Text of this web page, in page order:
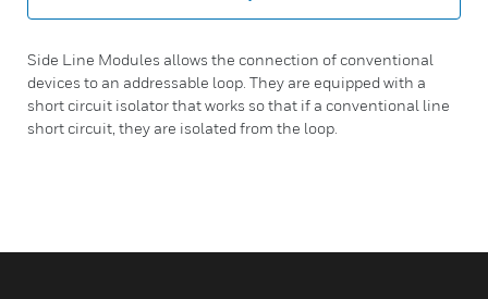
Side Line Modules allows the connection of conventional
devices to an addressable loop. They are equipped with a
short circuit isolator that works so that if a conventional line
short circuit, they are isolated from the loop.